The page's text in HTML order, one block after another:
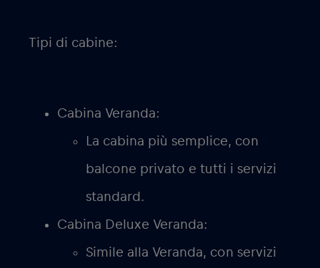
Tipi di cabine:
Cabina Veranda:
La cabina più semplice, con
balcone privato e tutti i servizi
standard.
Cabina Deluxe Veranda:
Simile alla Veranda, con servizi